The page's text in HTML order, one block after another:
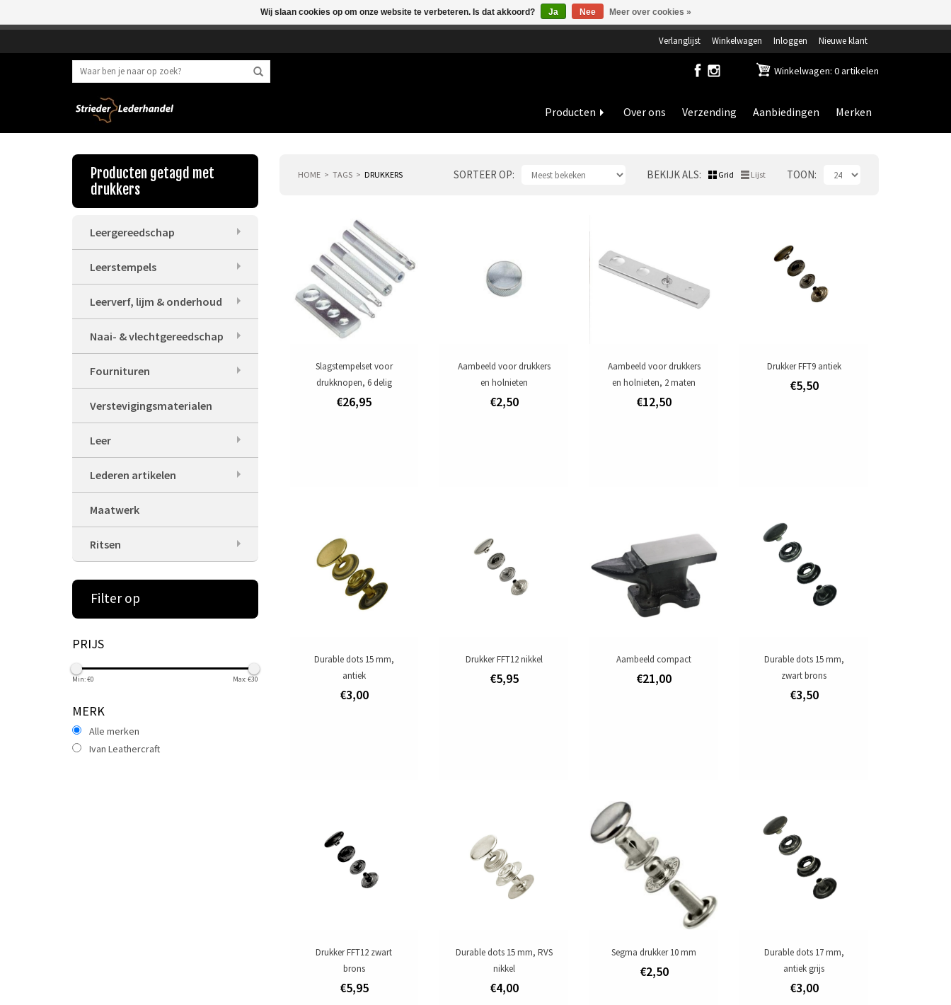
Verlanglijst Winkelwagen Inloggen Nieuwe klant
Winkelwagen: 0 artikelen
Producten Over ons Verzending Aanbiedingen Merken
Producten getagd met
drukkers
HOME TAGS DRUKKERS SORTEER OP BEKIJK ALS Grid Lijst TOON
Leergereedschap
Leerstempels
Leerverf, lijm & onderhoud
Naai- & vlechtgereedschap
Fournituren
Verstevigingsmaterialen
Leer
Lederen artikelen
Maatwerk
Ritsen
Filter op
PRIJS
Min: €0 Max: €30
MERK
Alle merken
Ivan Leathercraft
Slagstempelset voor
drukknopen, 6 delig
€26,95
Aambeeld voor drukkers
en holnieten
€2,50
Aambeeld voor drukkers
en holnieten, 2 maten
€12,50
Drukker FFT9 antiek
€5,50
Durable dots 15 mm,
antiek
€3,00
Drukker FFT12 nikkel
€5,95
Aambeeld compact
€21,00
Durable dots 15 mm,
zwart brons
€3,50
Drukker FFT12 zwart
brons
€5,95
Durable dots 15 mm, RVS
nikkel
€4,00
Segma drukker 10 mm
€2,50
Durable dots 17 mm,
antiek grijs
€3,00
Wij slaan cookies op om onze website te verbeteren. Is dat akkoord? Ja Nee Meer over cookies »
Beste klant, I.v.m. de vakantieperiode zijn wij in juli en augustus op dinsdag en woensdag gesloten.